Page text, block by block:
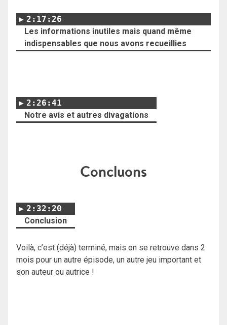
2:17:26
Les informations inutiles mais quand même
indispensables que nous avons recueillies
2:26:41
Notre avis et autres divagations
Concluons
2:32:20
Conclusion
Voilà, c’est (déjà) terminé, mais on se retrouve dans 2
mois pour un autre épisode, un autre jeu important et
son auteur ou autrice !